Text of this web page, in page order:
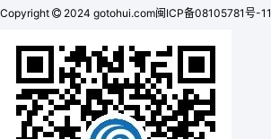
Copyright
2024 gotohui.com闽ICP备08105781号-11